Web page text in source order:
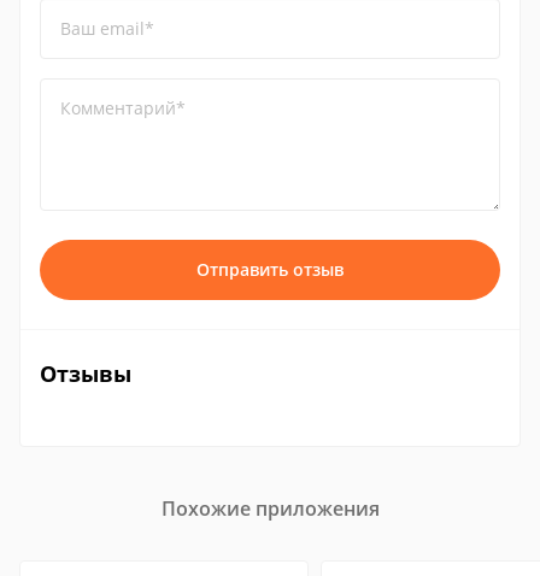
Ваш email*
Комментарий*
Отправить отзыв
Отзывы
Похожие приложения